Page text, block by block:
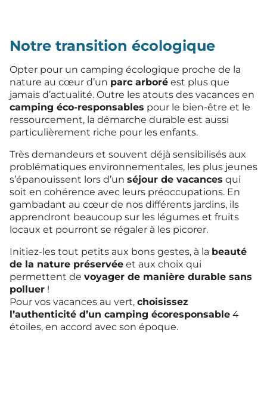
Notre transition écologique
Opter pour un camping écologique proche de la
nature au cœur d’un parc arboré est plus que
jamais d’actualité. Outre les atouts des vacances en
camping éco-responsables pour le bien-être et le
ressourcement, la démarche durable est aussi
particulièrement riche pour les enfants.
Très demandeurs et souvent déjà sensibilisés aux
problématiques environnementales, les plus jeunes
s’épanouissent lors d’un séjour de vacances qui
soit en cohérence avec leurs préoccupations. En
gambadant au cœur de nos différents jardins, ils
apprendront beaucoup sur les légumes et fruits
locaux et pourront se régaler à les picorer.
Initiez-les tout petits aux bons gestes, à la beauté
de la nature préservée et aux choix qui
permettent de voyager de manière durable sans
polluer !
Pour vos vacances au vert, choisissez
l’authenticité d’un camping écoresponsable 4
étoiles, en accord avec son époque.